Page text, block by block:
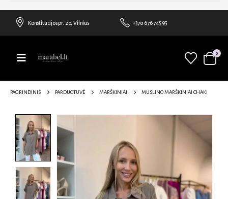
Konstitucijos pr. 20, Vilnius +370 676 74595
0
PAGRINDINIS PARDUOTUVĖ MARŠKINIAI MUSLINO MARŠKINIAI CHAKI